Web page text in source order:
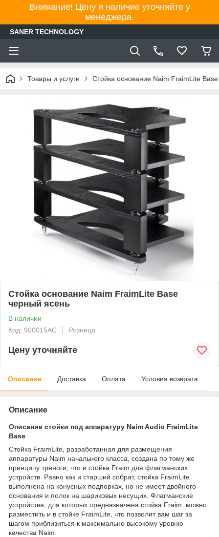
Внимание! Цену и наличие уточняйте у
менеджера.
SANER TECHNOLOGY
Товары и услуги Стойка основание Naim FraimLite
Стойка основание Naim FraimLite Base
черный ясень
В наличии
Код: 900015AC
Розница
Цену уточняйте
Описание Доставка Оплата Условия возврата
Описание
Описание стойки под аппаратуру Naim Audio FraimLite
Base
Стойка FraimLite, разработанная для размещения
аппаратуры Naim начального класса, создана по тому же
принципу треноги, что и стойка Fraim для флагманских
устройств. Равно как и старший собрат, стойка FraimLite
выполнена на конусных подпорках, но не имеет двойного
основания и полок на шариковых несущих. Флагманские
устройства, для которых предназначена стойка Fraim, можно
разместить и в стойке FraimLite, что позволит вам шаг за
шагом приблизиться к максимально высокому уровню
качества Naim.